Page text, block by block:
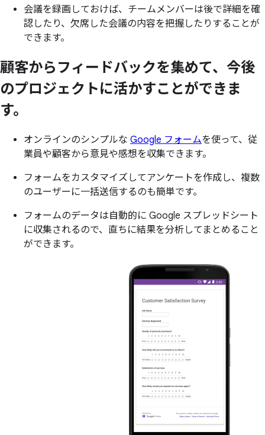
会議を録画しておけば、チームメンバーは後で詳細を確
認したり、欠席した会議の内容を把握したりすることが
できます。
顧客から フィードバックを集めて、 今後
のプロジェクトに活かすことができま
す。
オンラインのシンプルな Google フォームを使って、従
業員や顧客から意見や感想を収集できます。
フォームをカスタマイズしてアンケートを作成し、複数
のユーザーに一括送信するのも簡単です。
フォームのデータは自動的に Google スプレッドシート
に収集されるので、直ちに結果を分析してまとめること
ができます。